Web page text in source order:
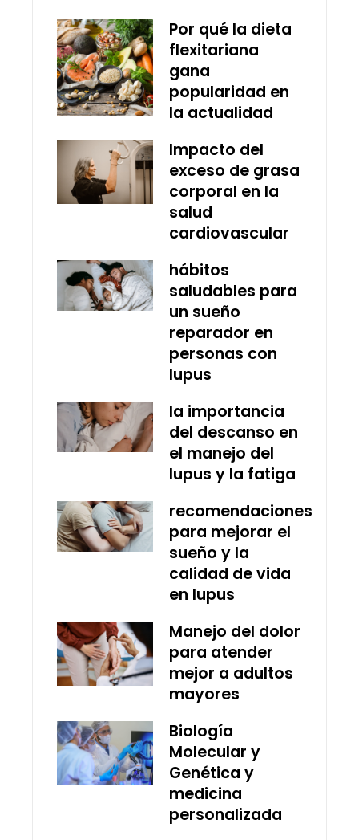
Por qué la dieta
flexitariana
gana
popularidad en
la actualidad
Impacto del
exceso de grasa
corporal en la
salud
cardiovascular
hábitos
saludables para
un sueño
reparador en
personas con
lupus
la importancia
del descanso en
el manejo del
lupus y la fatiga
recomendaciones
para mejorar el
sueño y la
calidad de vida
en lupus
Manejo del dolor
para atender
mejor a adultos
mayores
Biología
Molecular y
Genética y
medicina
personalizada